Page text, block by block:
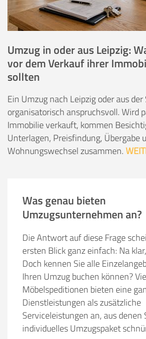
Umzug in oder aus Leipzig:
vor dem Verkauf ihrer
sollten
Ein Umzug nach Leipzig oder aus
organisatorisch anspruchsvoll. Wird
Immobilie verkauft, kommen
Unterlagen, Preisfindung, Übergabe
Wohnungswechsel zusammen.
Was genau bieten
Umzugsunternehmen an?
Die Antwort auf diese Frage
ersten Blick ganz einfach: Na
Doch kennen Sie alle
Ihren Umzug buchen können?
Möbelspeditionen bieten eine
Dienstleistungen als zusätzliche
Serviceleistungen an, aus denen
individuelles Umzugspaket